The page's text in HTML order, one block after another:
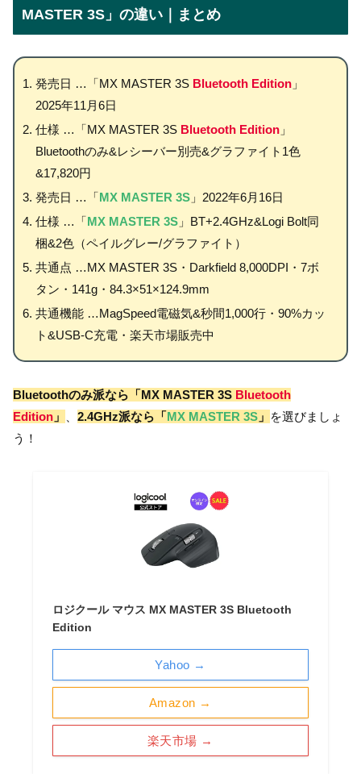
MASTER 3S」の違い｜まとめ
発売日 …「MX MASTER 3SBluetooth Edition」
2025年11月6日
仕様 …「MX MASTER 3SBluetooth Edition」
Bluetoothのみ&レシーバー別売&グラファイト1色
&17,820円
発売日 …「MX MASTER 3S」2022年6月16日
仕様 …「MX MASTER 3S」BT+2.4GHz&Logi Bolt同
梱&2色（ペイルグレー/グラファイト）
共通点 …MX MASTER 3S・Darkfield 8,000DPI・7ボ
タン・141g・84.3×51×124.9mm
共通機能 …MagSpeed電磁気&秒間1,000行・90%カッ
ト&USB-C充電・楽天市場販売中
Bluetoothのみ派なら「MX MASTER 3S Bluetooth
Edition 」 2.4GHz派なら「MX MASTER 3S 」 を選びましょ
う！
ロジクール マウス MX MASTER 3S Bluetooth
Edition
Amazon →
楽天市場 →
Yahoo →